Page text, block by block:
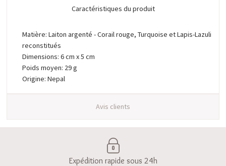
Caractéristiques du produit
Matière: Laiton argenté - Corail rouge, Turquoise et Lapis-Lazuli
reconstitués
Dimensions: 6 cm x 5 cm
Poids moyen: 29 g
Origine: Nepal
Avis clients
Expédition rapide sous 24h